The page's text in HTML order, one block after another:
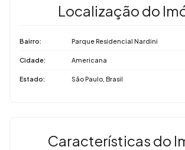
Localização do
Bairro: Parque Residencial Nardini
Cidade: Americana
Estado: São Paulo, Brasil
Características do